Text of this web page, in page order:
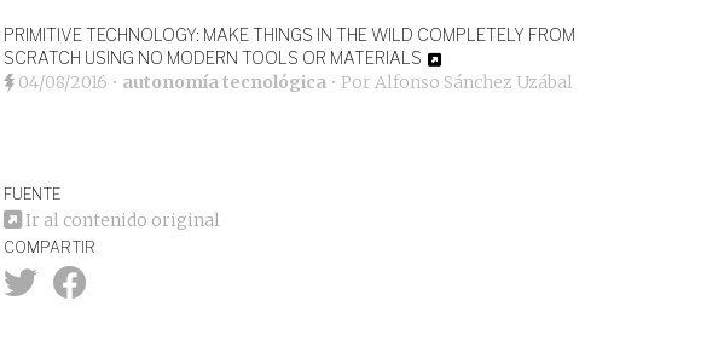
PRIMITIVE TECHNOLOGY: MAKE THINGS IN THE WILD COMPLETELY FROM
SCRATCH USING NO MODERN TOOLS OR MATERIALS
04/08/2016 • autonomía tecnológica • Por Alfonso Sánchez Uzábal
FUENTE
Ir al contenido original
COMPARTIR